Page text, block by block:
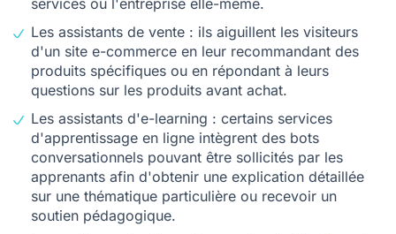
services ou l'entreprise elle-même.
Les assistants de vente : ils aiguillent les visiteurs
d'un site e-commerce en leur recommandant des
produits spécifiques ou en répondant à leurs
questions sur les produits avant achat.
Les assistants d'e-learning : certains services
d'apprentissage en ligne intègrent des bots
conversationnels pouvant être sollicités par les
apprenants afin d'obtenir une explication détaillée
sur une thématique particulière ou recevoir un
soutien pédagogique.